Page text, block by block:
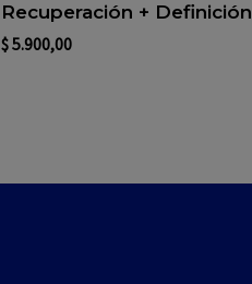
Recuperación + Definición
$5.900,00